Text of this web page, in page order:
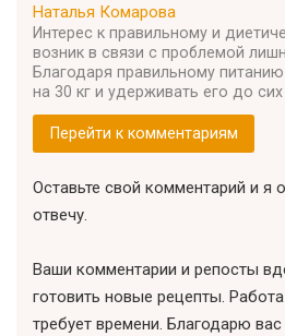
Наталья Комарова
Интерес к правильному и
возник в связи с проблемой
Благодаря правильному
на 30 кг и удерживать его до сих
Перейти к комментариям
Оставьте свой комментарий и я
отвечу.
Ваши комментарии и репосты
готовить новые рецепты.
требует времени. Благодарю вас